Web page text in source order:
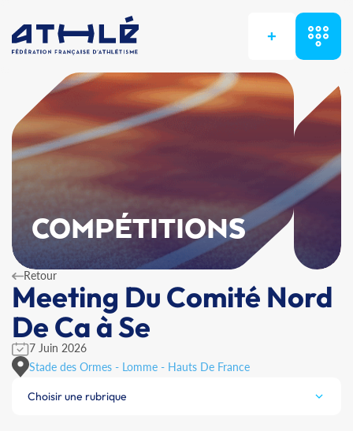
+
COMPÉTITIONS
Retour
Meeting Du Comité Nord
De Ca à Se
7 Juin 2026
Stade des Ormes - Lomme - Hauts De France
Choisir une rubrique